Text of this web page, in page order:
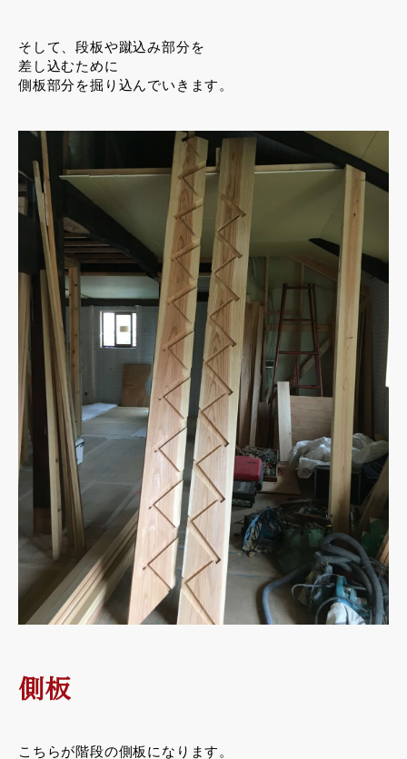
そして、段板や蹴込み部分を
差し込むために
側板部分を掘り込んでいきます。
側板
こちらが階段の側板になります。